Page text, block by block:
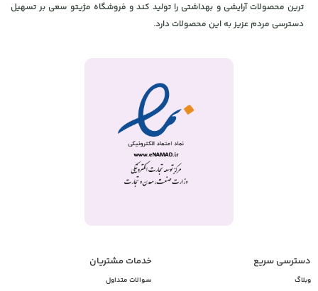
ترین محصولات آرایشی و بهداشتی را تولید کند و فروشگاه مژیتو سعی بر تسهیل
دسترسی مردم عزیز به این محصولات دارد.
دسترسی سریع
وبلاگ
خدمات مشتریان
سوالات متداول